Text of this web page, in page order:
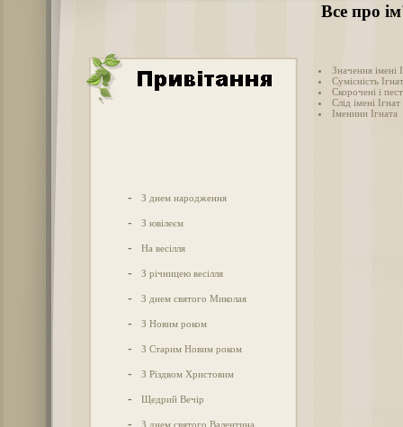
Все про
- З днем народження
- З ювілеєм
- На весілля
- З річницею весілля
- З днем святого Миколая
- З Новим роком
- З Старим Новим роком
- З Різдвом Христовим
- Щедрий Вечір
- З днем святого Валентина
Значення імені
Сумісність
Скорочені і
Слід імені Ігнат
Іменини Ігната